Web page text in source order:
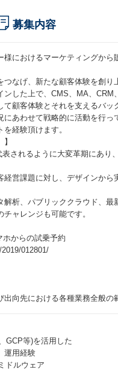
募集内容
様におけるマーケティングか
なげ、新たな顧客体験を創り
した上で、CMS、MA、
顧客体験とそれを支えるバッ
あわせて戦略的に活動を行
経験頂けます。
されるように大変革期にあり
経営課題に対し、デザインか
解析、パブリッククラウド、
ャレンジも可能です。
からの試乗予約
012801/
向先における各種業務全般の
GCP等)を活用した
運用経験
ドルウェア